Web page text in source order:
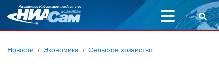
Новости Экономика Сельское хозяйство